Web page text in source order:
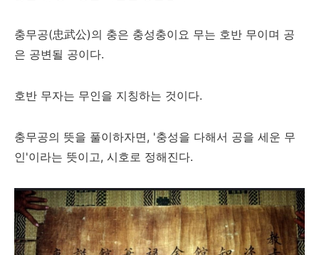
충무공(忠武公)의 충은 충성충이요 무는 호반 무이며 공
은 공변될 공이다.
호반 무자는 무인을 지칭하는 것이다.
충무공의 뜻을 풀이하자면, '충성을 다해서 공을 세운 무
인'이라는 뜻이고, 시호로 정해진다.